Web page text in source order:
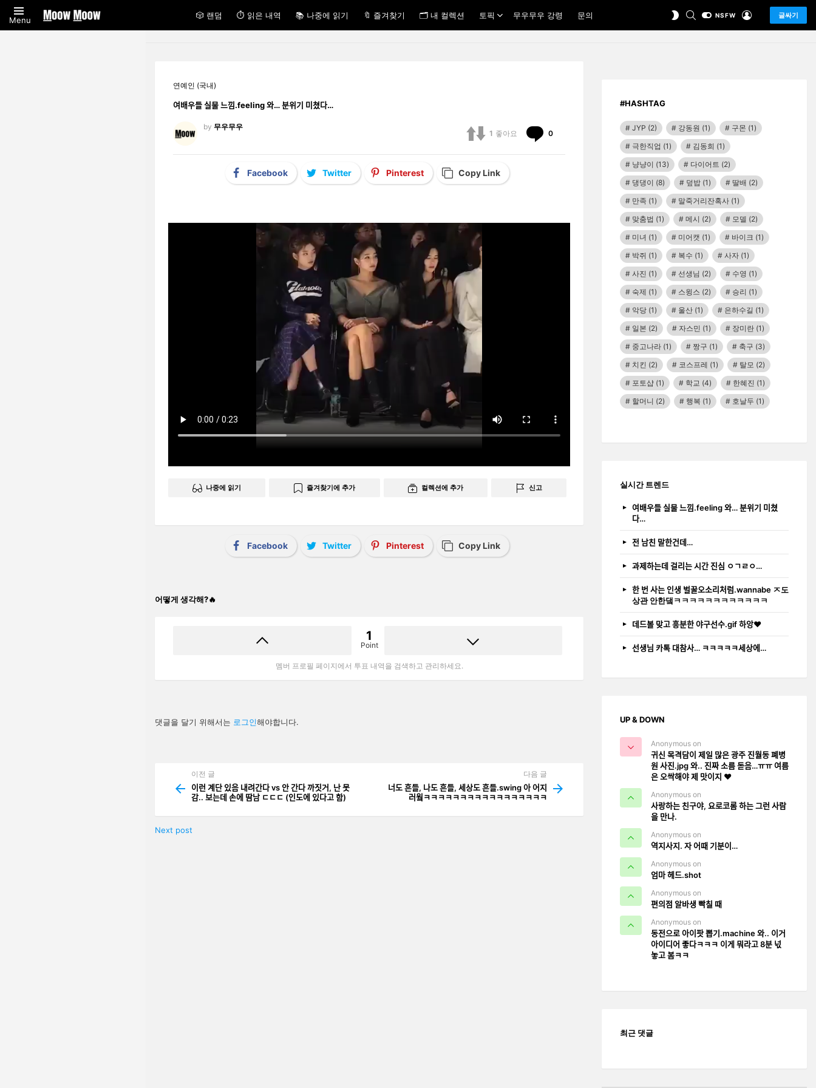
Menu 🎲 랜덤 ⏱ 읽은 내역 📚 나중에 읽기 🔖 즐겨찾기 🗂 내 컬렉션 토픽 무우무우 강령 문의
SWITCHSEARCHNSFW 글싸기
연예인 (국내)
여배우들 실물 느낌.feeling 와… 분위기 미쳤다…
by 무우무우
1 좋아요 0
Facebook Twitter Pinterest Copy Link
나중에 읽기 즐겨찾기에 추가 컬렉션에 추가 신고
Facebook Twitter Pinterest Copy Link
어떻게 생각해?🔥
1
Point
멤버 프로필 페이지에서 투표 내역을 검색하고 관리하세요.
답
글
댓글을 달기 위해서는 로그인해야합니다.
more
이전 글
이런 계단 있음 내려간다 vs 안 간다 까짓거, 난 못
감.. 보는데 손에 땀남 ㄷㄷㄷ (인도에 있다고 함)
다음 글
너도 흔들, 나도 흔들, 세상도 흔들.swing 아 어지
러웤ㅋㅋㅋㅋㅋㅋㅋㅋㅋㅋㅋㅋㅋㅋㅋㅋㅋ
Next post
#HASHTAG
JYP (2) 강동원 (1) 구몬 (1)
극한직업 (1) 김동희 (1)
냥냥이 (13) 다이어트 (2)
댕댕이 (8) 덮밥 (1) 딸배 (2)
만족 (1) 말죽거리잔혹사 (1)
맞춤법 (1) 메시 (2) 모델 (2)
미녀 (1) 미어캣 (1) 바이크 (1)
박쥐 (1) 복수 (1) 사자 (1)
사진 (1) 선생님 (2) 수영 (1)
숙제 (1) 스윙스 (2) 승리 (1)
악당 (1) 울산 (1) 은하수길 (1)
일본 (2) 자스민 (1) 장미란 (1)
중고나라 (1) 짱구 (1) 축구 (3)
치킨 (2) 코스프레 (1) 탈모 (2)
포토샵 (1) 학교 (4) 한혜진 (1)
할머니 (2) 행복 (1) 호날두 (1)
실시간 트렌드
여배우들 실물 느낌.feeling 와… 분위기 미쳤
다…
전 남친 말한건데…
과제하는데 걸리는 시간 진심 ㅇㄱㄹㅇ…
한 번 사는 인생 벌꿀오소리처럼.wannabe ㅈ도
상관 안한댘ㅋㅋㅋㅋㅋㅋㅋㅋㅋㅋㅋㅋ
데드볼 맞고 흥분한 야구선수.gif 하앙❤️
선생님 카톡 대참사… ㅋㅋㅋㅋㅋ세상에…
UP & DOWN
Anonymous on
귀신 목격담이 제일 많은 광주 진월동 폐병
원 사진.jpg 와.. 진짜 소름 돋음…ㅠㅠ 여름
은 오싹해야 제 맛이지 ❤️
Anonymous on
사랑하는 친구야, 요로코롬 하는 그런 사람
을 만나.
Anonymous on
역지사지. 자 어때 기분이…
Anonymous on
엄마 헤드.shot
Anonymous on
편의점 알바생 빡칠 때
Anonymous on
동전으로 아이팟 뽑기.machine 와.. 이거
아이디어 좋다ㅋㅋㅋ 이게 뭐라고 8분 넋
놓고 봄ㅋㅋ
최근 댓글